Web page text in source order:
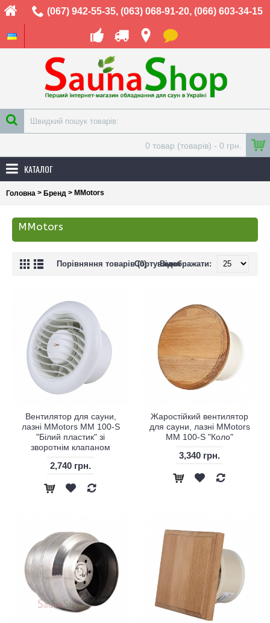
(067) 942-55-35, (063) 068-91-20, (066) 603-34-15
0 товар (товарів) - 0 грн.
КАТАЛОГ
Головна > Бренд > MMotors
MMotors
Порівняння товарів (0) Відображати:
Сортування
Вентилятор для сауни,
лазні MMotors MM 100-S
"Білий пластик" зі
зворотнім клапаном
2,740 грн.
Жаростійкий вентилятор
для сауни, лазні MMotors
MM 100-S "Коло"
3,340 грн.